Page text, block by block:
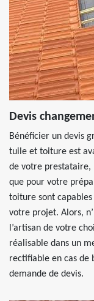
Devis
Bénéficier un devis
tuile et toiture est
de votre
que pour votre
toiture sont
votre projet. Alors,
l’artisan de votre
réalisable dans un
rectifiable en cas de
demande de devis.